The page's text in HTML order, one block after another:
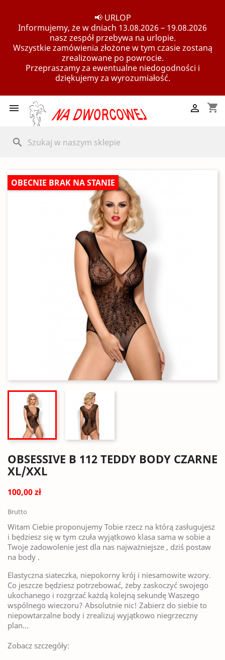
📢 URLOP
Informujemy, że w dniach 13.08.2026 – 19.08.2026
nasz zespół przebywa na urlopie.
Wszystkie zamówienia złożone w tym czasie zostaną
zrealizowane po powrocie.
Przepraszamy za ewentualne niedogodności i
dziękujemy za wyrozumiałość.
 shopping_cart

search
OBECNIE BRAK NA STANIE
OBSESSIVE B 112 TEDDY BODY CZARNE
XL/XXL
100,00 zł
Brutto
Witam Ciebie proponujemy Tobie rzecz na którą zasługujesz
i będziesz się w tym czuła wyjątkowo klasa sama w sobie a
Twoje zadowolenie jest dla nas najważniejsze , dziś postaw
na body .
Elastyczna siateczka, niepokorny krój i niesamowite wzory.
Co jeszcze będziesz potrzebować, żeby zaskoczyć swojego
ukochanego i rozgrzać każdą kolejną sekundę Waszego
wspólnego wieczoru? Absolutnie nic! Zabierz do siebie to
niepowtarzalne body i zrealizuj wyjątkowo niegrzeczny
plan…
Zobacz szczegóły: